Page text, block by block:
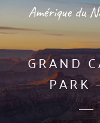
Amérique du
GRAND
PARK